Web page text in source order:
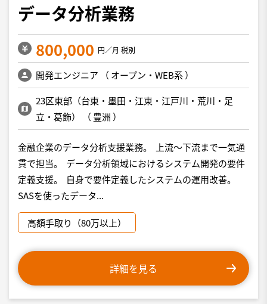
データ分析業務
800,000 円／月 税別
開発エンジニア （ オープン・WEB系）
23区東部（台東・墨田・江東・江戸川・荒川・足
立・葛飾）
（ 豊洲 ）
金融企業のデータ分析支援業務。 上流～下流まで一気通
貫で担当。 データ分析領域におけるシステム開発の要件
定義支援。 自身で要件定義したシステムの運用改善。
SASを使ったデータ...
高額手取り（80万以上）
詳細を見る